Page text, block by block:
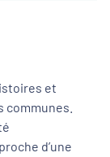
et
communes.
d’une